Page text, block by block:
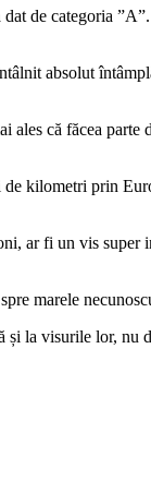
de categoria
absolut
că făcea
kilometri prin
ar fi un vis super
marele
și la visurile lor, nu